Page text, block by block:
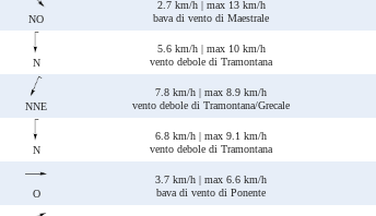
NO
2.7 km/h | max 13 km/h
bava di vento di Maestrale
N
5.6 km/h | max 10 km/h
vento debole di Tramontana
NNE
7.8 km/h | max 8.9 km/h
vento debole di Tramontana/Grecale
N
6.8 km/h | max 9.1 km/h
vento debole di Tramontana
O
3.7 km/h | max 6.6 km/h
bava di vento di Ponente